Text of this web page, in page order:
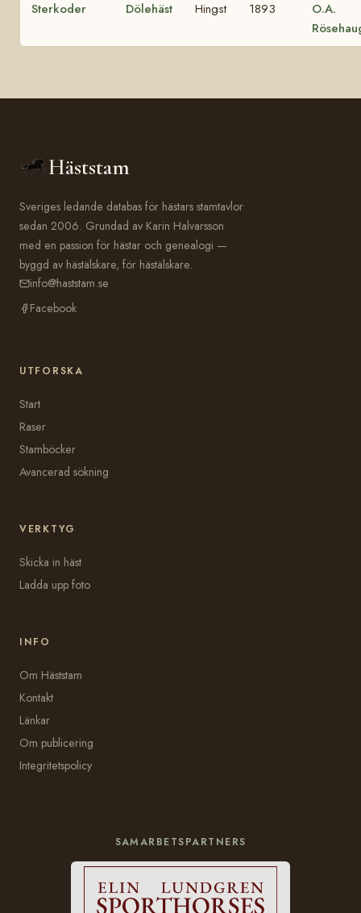
Sterkoder Dölehäst Hingst 1893
O.A.
Häststam
Sveriges ledande databas för hästars stamtavlor
sedan 2006. Grundad av Karin Halvarsson
med en passion för hästar och genealogi —
byggd av hästälskare, för hästälskare.
info@haststam.se
Facebook
UTFORSKA
Start
Raser
Stamböcker
Avancerad sökning
VERKTYG
Skicka in häst
Ladda upp foto
INFO
Om Häststam
Kontakt
Länkar
Om publicering
Integritetspolicy
SAMARBETSPARTNERS